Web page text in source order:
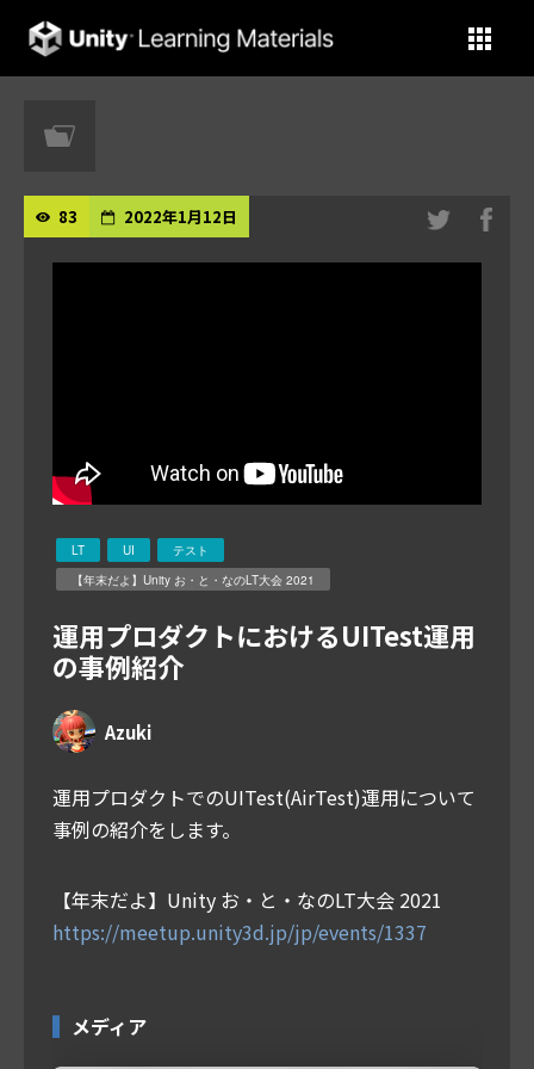
Unity Learning Materials
83 2022年1月12日
LT UI
テスト
【年末だよ】Unity お・と・なのLT大会 2021
運用プロダクトにおけるUITest運用
の事例紹介
Azuki
運用プロダクトでのUITest(AirTest)運用について
事例の紹介をします。
【年末だよ】Unity お・と・なのLT大会 2021
https://meetup.unity3d.jp/jp/events/1337
メディア